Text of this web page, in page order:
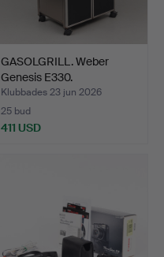
GASOLGRILL. Weber
Genesis E330.
Klubbades 23 jun 2026
25 bud
411 USD